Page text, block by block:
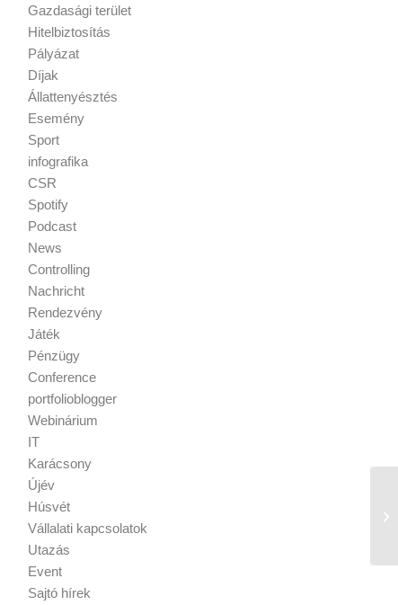
Gazdasági terület
Hitelbiztosítás
Pályázat
Díjak
Állattenyésztés
Esemény
Sport
infografika
CSR
Spotify
Podcast
News
Controlling
Nachricht
Rendezvény
Játék
Pénzügy
Conference
portfolioblogger
Webinárium
IT
Karácsony
Újév
Húsvét
Vállalati kapcsolatok
Utazás
Event
Sajtó hírek